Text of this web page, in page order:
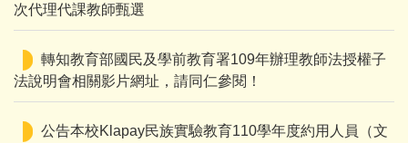
次代理代課教師甄選
轉知教育部國民及學前教育署109年辦理教師法授權子
法說明會相關影片網址，請同仁參閱！
公告本校Klapay民族實驗教育110學年度約用人員（文